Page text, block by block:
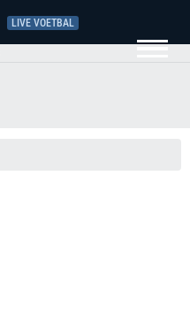
LIVE VOETBAL